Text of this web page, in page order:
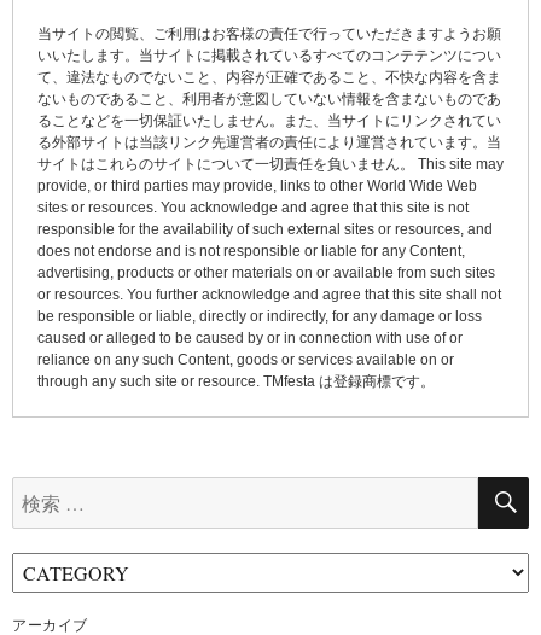
当サイトの閲覧、ご利用はお客様の責任で行っていただきますようお願
いいたします。当サイトに掲載されているすべてのコンテテンツについ
て、違法なものでないこと、内容が正確であること、不快な内容を含ま
ないものであること、利用者が意図していない情報を含まないものであ
ることなどを一切保証いたしません。また、当サイトにリンクされてい
る外部サイトは当該リンク先運営者の責任により運営されています。当
サイトはこれらのサイトについて一切責任を負いません。 This site may
provide, or third parties may provide, links to other World Wide Web
sites or resources. You acknowledge and agree that this site is not
responsible for the availability of such external sites or resources, and
does not endorse and is not responsible or liable for any Content,
advertising, products or other materials on or available from such sites
or resources. You further acknowledge and agree that this site shall not
be responsible or liable, directly or indirectly, for any damage or loss
caused or alleged to be caused by or in connection with use of or
reliance on any such Content, goods or services available on or
through any such site or resource. TMfesta は登録商標です。
索:
アーカイブ